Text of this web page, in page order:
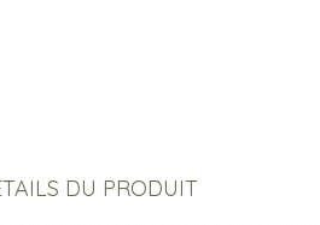
DU PRODUIT